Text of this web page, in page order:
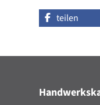
teilen